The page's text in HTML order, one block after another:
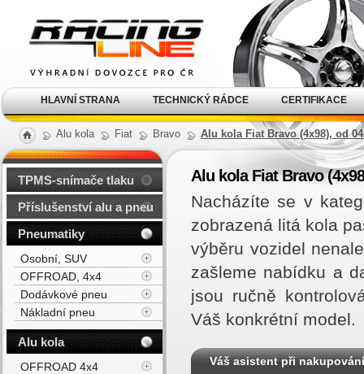
Alu kola Fiat Bravo Alu kola Fiat Bravo (4x98), od
Alu kola Fiat Bravo
Nacházíte se v
zobrazená litá kola
výběru vozidel
zašleme nabídku a
jsou ručně
Váš konkrétní model.
Váš asistent při nakupování
TPMS-snímače tlaku
Příslušenství alu a pneu
Pneumatiky
Osobní, SUV
OFFROAD, 4x4
Dodávkové pneu
Nákladní pneu
Alu kola
OFFROAD 4x4
kola Racing Line
HLAVNÍ STRANA TECHNICKÝ RÁDCE CERTIFIKACE